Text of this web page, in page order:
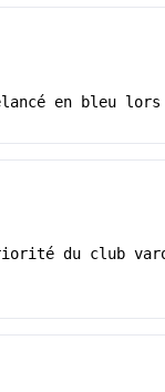
en bleu lors
priorité du club